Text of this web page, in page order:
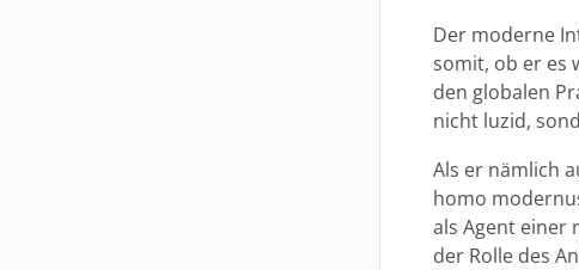
Der moderne
somit, ob er es
den globalen
nicht luzid,
Als er nämlich
homo
als Agent einer
der Rolle des